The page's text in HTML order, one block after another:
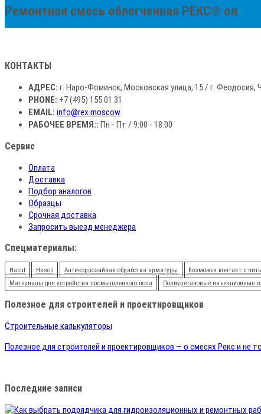
Ремонтная смесь облегченная РЕКС® ол
КОНТАКТЫ
АДРЕС: г. Наро-Фоминск, Московская улица, 15 / г. Феодосия,
PHONE: +7 (495) 155 01 31
EMAIL: info@rex.moscow
РАБОЧЕЕ ВРЕМЯ:: Пн - Пт / 9:00 - 18:00
Сервис
Оплата
Доставка
Подбор аналогов
Образцы
Срочная доставка
Запросить выезд менеджера
Спецматериалы:
Hacut Hasoil Антикоррозийная обработка арматуры Возможен контакт с
Материалы для устройства промышленного пола
Полиуретановые инъекционные
Полезное для строителей и проектировщиков
Строительные калькуляторы
Полезное для строителей и проектировщиков — о смесях Рекс и не
Последние записи